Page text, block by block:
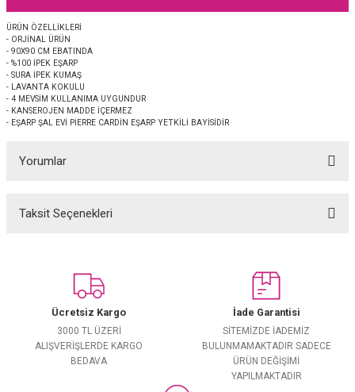
EŞARP 2025-2026 SONBAHAR KIŞ
EŞARP
JAKAR ŞAL
İpek Koton Şal
ŞAL
ÜRÜN ÖZELLİKLERİ
- ORJİNAL ÜRÜN
- 90X90 CM EBATINDA
- %100 İPEK EŞARP
- SURA İPEK KUMAŞ
- LAVANTA KOKULU
- 4 MEVSİM KULLANIMA UYGUNDUR
- KANSEROJEN MADDE İÇERMEZ
- EŞARP ŞAL EVİ PİERRE CARDİN EŞARP YETKİLİ BAYİSİDİR
Yorumlar
Taksit Seçenekleri
Ücretsiz Kargo
3000 TL ÜZERİ
ALIŞVERİŞLERDE KARGO
BEDAVA
İade Garantisi
SİTEMİZDE İADEMİZ
BULUNMAMAKTADIR SADECE
ÜRÜN DEĞİŞİMİ
YAPILMAKTADIR